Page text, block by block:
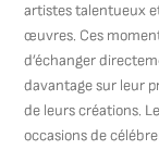
artistes talentueux
œuvres. Ces
d’échanger
davantage sur leur
de leurs créations.
occasions de